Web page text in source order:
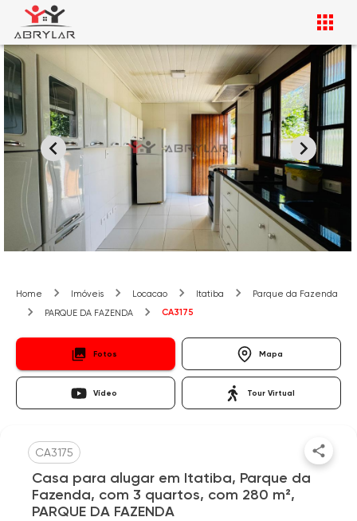
Home Imóveis Locacao Itatiba
Parque da Fazenda
PARQUE DA FAZENDA
CA3175
Fotos Mapa
Vídeo Tour Virtual
CA3175
Casa para alugar em Itatiba, Parque da
Fazenda, com 3 quartos, com 280 m²,
PARQUE DA FAZENDA